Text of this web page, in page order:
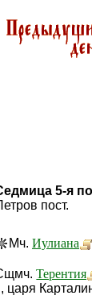
5-я
пост.
Мч. Иулиана
Терентия
II, царя